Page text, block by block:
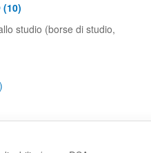
(10)
studio (borse di studio,